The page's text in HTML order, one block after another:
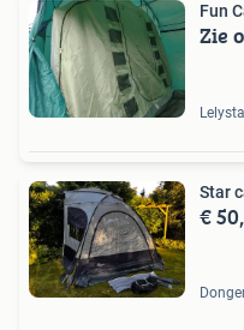
Fun
Zie
Star
€